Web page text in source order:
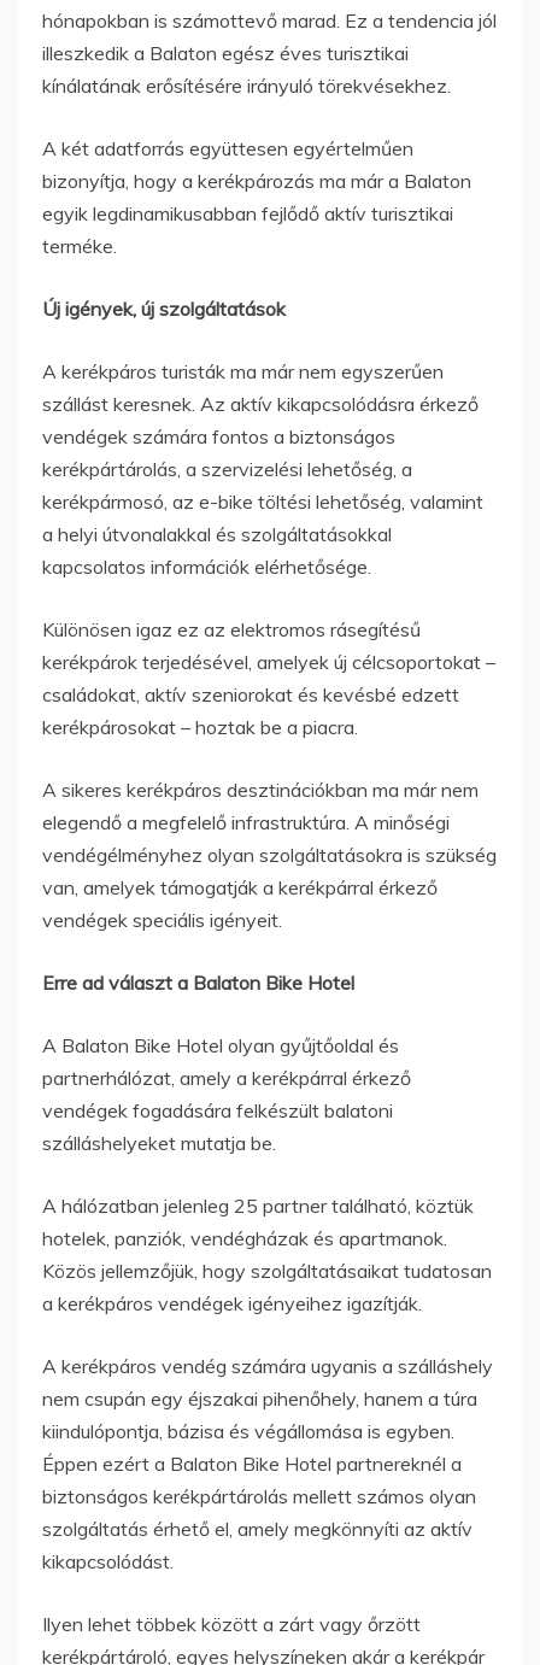
hónapokban is számottevő marad. Ez a tendencia jól
illeszkedik a Balaton egész éves turisztikai
kínálatának erősítésére irányuló törekvésekhez.
A két adatforrás együttesen egyértelműen
bizonyítja, hogy a kerékpározás ma már a Balaton
egyik legdinamikusabban fejlődő aktív turisztikai
terméke.
Új igények, új szolgáltatások
A kerékpáros turisták ma már nem egyszerűen
szállást keresnek. Az aktív kikapcsolódásra érkező
vendégek számára fontos a biztonságos
kerékpártárolás, a szervizelési lehetőség, a
kerékpármosó, az e-bike töltési lehetőség, valamint
a helyi útvonalakkal és szolgáltatásokkal
kapcsolatos információk elérhetősége.
Különösen igaz ez az elektromos rásegítésű
kerékpárok terjedésével, amelyek új célcsoportokat –
családokat, aktív szeniorokat és kevésbé edzett
kerékpárosokat – hoztak be a piacra.
A sikeres kerékpáros desztinációkban ma már nem
elegendő a megfelelő infrastruktúra. A minőségi
vendégélményhez olyan szolgáltatásokra is szükség
van, amelyek támogatják a kerékpárral érkező
vendégek speciális igényeit.
Erre ad választ a Balaton Bike Hotel
A Balaton Bike Hotel olyan gyűjtőoldal és
partnerhálózat, amely a kerékpárral érkező
vendégek fogadására felkészült balatoni
szálláshelyeket mutatja be.
A hálózatban jelenleg 25 partner található, köztük
hotelek, panziók, vendégházak és apartmanok.
Közös jellemzőjük, hogy szolgáltatásaikat tudatosan
a kerékpáros vendégek igényeihez igazítják.
A kerékpáros vendég számára ugyanis a szálláshely
nem csupán egy éjszakai pihenőhely, hanem a túra
kiindulópontja, bázisa és végállomása is egyben.
Éppen ezért a Balaton Bike Hotel partnereknél a
biztonságos kerékpártárolás mellett számos olyan
szolgáltatás érhető el, amely megkönnyíti az aktív
kikapcsolódást.
Ilyen lehet többek között a zárt vagy őrzött
kerékpártároló, egyes helyszíneken akár a kerékpár